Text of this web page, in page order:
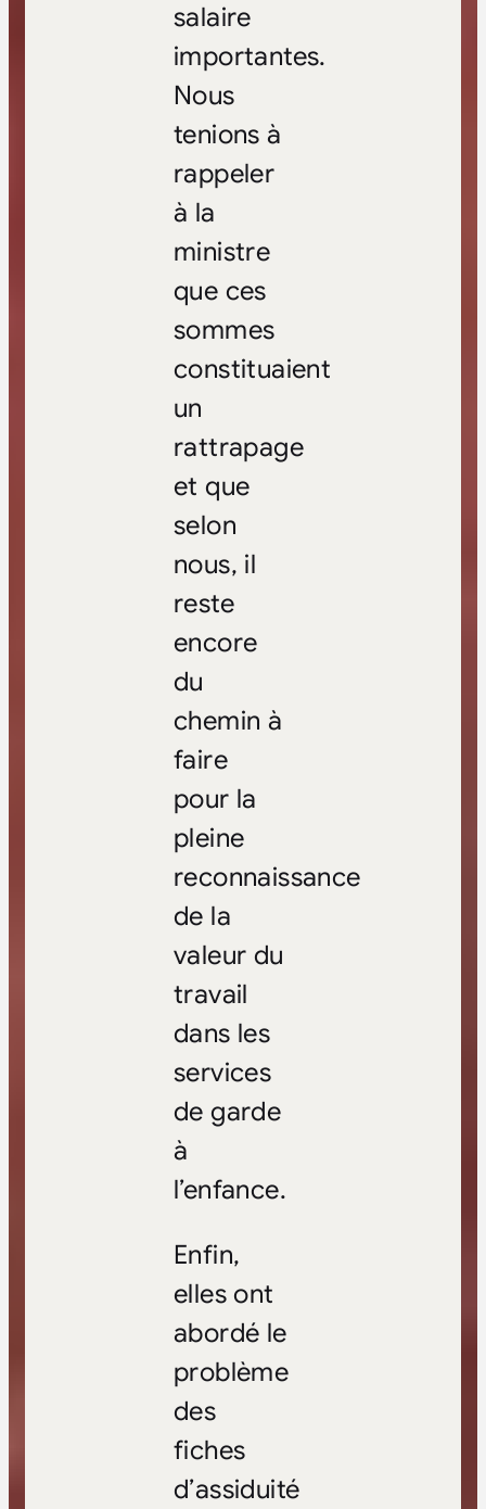
salaire
importantes.
Nous
tenions à
rappeler
à la
ministre
que ces
sommes
constituaient
un
rattrapage
et que
selon
nous, il
reste
encore
du
chemin à
faire
pour la
pleine
reconnaissance
de la
valeur du
travail
dans les
services
de garde
à
l’enfance.
Enfin,
elles ont
abordé le
problème
des
fiches
d’assiduité